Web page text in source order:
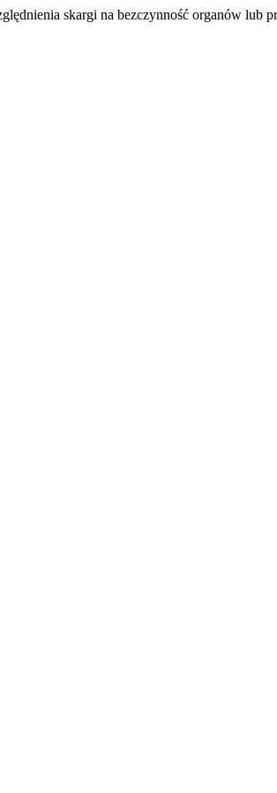
skargi na bezczynność organów lub